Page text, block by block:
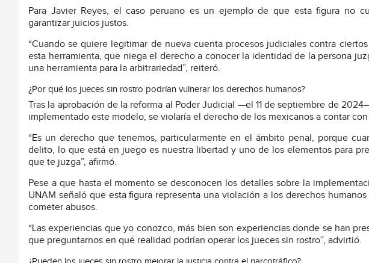
Para Javier Reyes, el caso peruano es un ejemplo de que esta figura no
garantizar juicios justos.
“Cuando se quiere legitimar de nueva cuenta procesos judiciales contra
esta herramienta, que niega el derecho a conocer la identidad de la persona
una herramienta para la arbitrariedad”, reiteró.
¿Por qué los jueces sin rostro podrían vulnerar los derechos humanos?
Tras la aprobación de la reforma al Poder Judicial —el 11 de septiembre de
implementado este modelo, se violaría el derecho de los mexicanos a contar
“Es un derecho que tenemos, particularmente en el ámbito penal, porque
delito, lo que está en juego es nuestra libertad y uno de los elementos para
que te juzga”, afirmó.
Pese a que hasta el momento se desconocen los detalles sobre la
UNAM señaló que esta figura representa una violación a los derechos
cometer abusos.
“Las experiencias que yo conozco, más bien son experiencias donde se han
que preguntarnos en qué realidad podrían operar los jueces sin rostro”, advirtió.